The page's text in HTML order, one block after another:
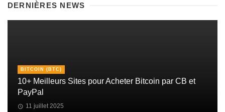
DERNIÈRES NEWS
BITCOIN (BTC)
10+ Meilleurs Sites pour Acheter Bitcoin par CB et
PayPal
11 juillet 2025